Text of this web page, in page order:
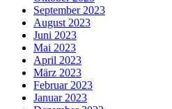
September 2023
August 2023
Juni 2023
Mai 2023
April 2023
März 2023
Februar 2023
Januar 2023